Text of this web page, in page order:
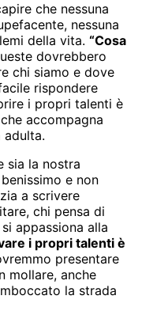
che nessuna
nessuna
della vita.“Cosa
dovrebbero
chi siamo e dove
rispondere
i propri talenti è
accompagna
adulta.
sia la nostra
e non
a scrivere
chi pensa di
appassiona alla
i propri talenti è
presentare
mollare, anche
la strada